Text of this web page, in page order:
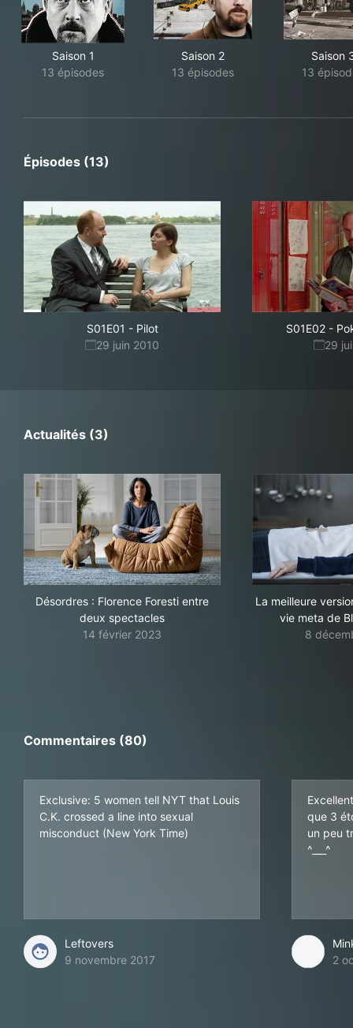
Saison 1
13 épisodes
Saison 2
13 épisodes
Saison
13
Épisodes (13)
S01E01 - Pilot
29 juin 2010
S01E02-
29
Actualités (3)
Désordres : Florence Foresti entre
deux spectacles
14 février 2023
La meilleure
vie meta de
8
Commentaires (80)
Exclusive: 5 women tell NYT that Louis
C.K. crossed a line into sexual
misconduct (New York Time)
Leftovers
9 novembre 2017
que 3
un peu
^___^
2